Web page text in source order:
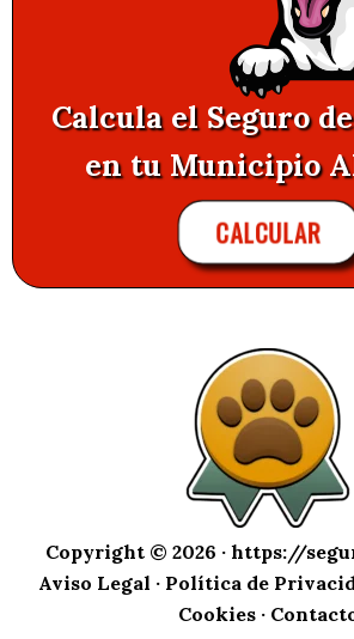
Calcula el Seguro
en tu Municipio
CALCULAR
Copyright © 2026 · https://
Aviso Legal · Política de
Cookies·